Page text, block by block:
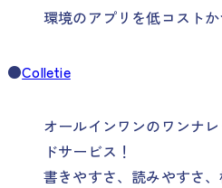
環境のアプリを低コストか
●Colletie
オールインワンのワンナ
ドサービス！
書きやすさ、読みやすさ